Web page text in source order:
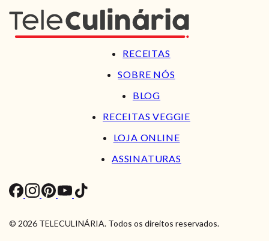
RECEITAS
SOBRE NÓS
BLOG
RECEITAS VEGGIE
LOJA ONLINE
ASSINATURAS
© 2026 TELECULINÁRIA. Todos os direitos reservados.